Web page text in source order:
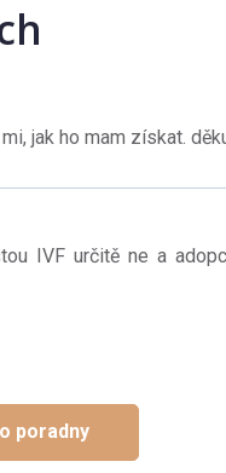
jak ho mam získat.
IVF určitě ne a
poradny